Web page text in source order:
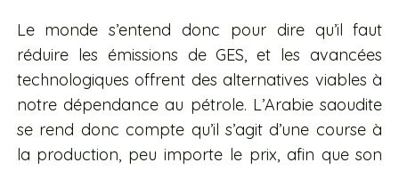
Le monde s’entend donc pour dire qu’il faut
réduire les émissions de GES, et les avancées
technologiques offrent des alternatives viables à
notre dépendance au pétrole. L’Arabie saoudite
se rend donc compte qu’il s’agit d’une course à
la production, peu importe le prix, afin que son